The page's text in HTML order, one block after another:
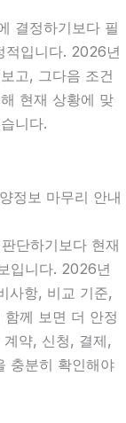
결정하기보다 필
적입니다. 2026년
고, 그다음 조건
현재 상황에 맞
니다.
정보 마무리 안내
단하기보다 현재
입니다. 2026년
사항, 비교 기준,
께 보면 더 안정
약, 신청, 결제,
충분히 확인해야